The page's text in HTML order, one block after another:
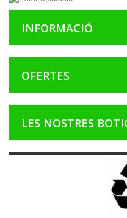
INFORMACIÓ
OFERTES
LES NOSTRES